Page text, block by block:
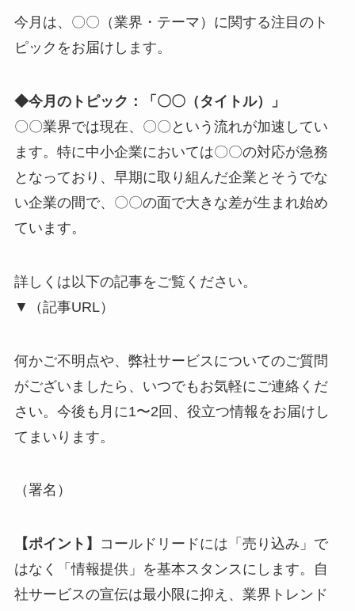
今月は、〇〇（業界・テーマ）に関する注目のト
ピックをお届けします。
◆今月のトピック：「〇〇（タイトル）」
〇〇業界では現在、〇〇という流れが加速してい
ます。特に中小企業においては〇〇の対応が急務
となっており、早期に取り組んだ企業とそうでな
い企業の間で、〇〇の面で大きな差が生まれ始め
ています。
詳しくは以下の記事をご覧ください。
▼（記事URL）
何かご不明点や、弊社サービスについてのご質問
がございましたら、いつでもお気軽にご連絡くだ
さい。今後も月に1〜2回、役立つ情報をお届けし
てまいります。
（署名）
【ポイント】
コールドリードには「売り込み」で
はなく「情報提供」を基本スタンスにします。自
社サービスの宣伝は最小限に抑え、業界トレンド